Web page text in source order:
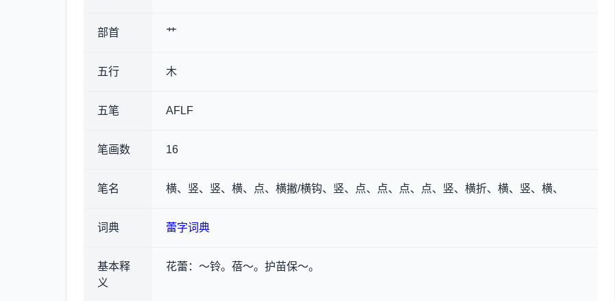
部首 艹
五行 木
五笔 AFLF
笔画数 16
笔名 横、竖、竖、横、点、横撇/横钩、竖、点、点、点、点、竖、横折、横、竖、横、
词典 蕾字词典
基本释
义
花蕾 ：～铃。蓓～。护苗保～。